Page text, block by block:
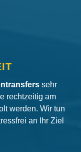
sehr
rechtzeitig am
werden. Wir tun
an Ihr Ziel